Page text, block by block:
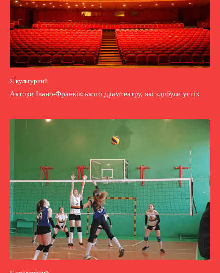
Я культурний
Актори Івано-Франківського драмтеатру, які здобули успіх